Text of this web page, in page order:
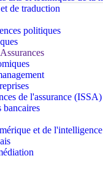
de traduction
politiques
de l'assurance (ISSA)
bancaires
et de